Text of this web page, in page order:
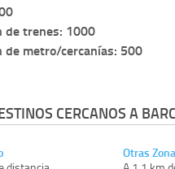
de trenes: 1000
de metro/cercanías: 500
CERCANOS A
Otras